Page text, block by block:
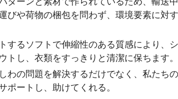
びや荷物の梱包を問わず、環境要素に対
るソフトで伸縮性のある質感により、
し、衣類をすっきりと清潔に保ちます。
わの問題を解決するだけでなく、私たち
ポートし、助けてくれる。